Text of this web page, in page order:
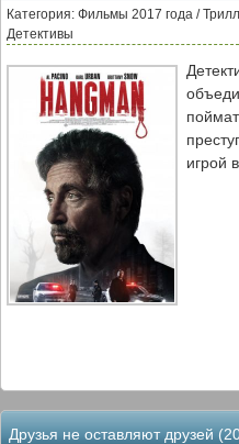
Категория: Фильмы 2017 года /
Детективы
игрой
Друзья не оставляют друзей